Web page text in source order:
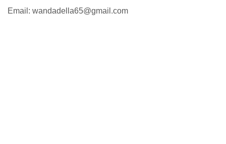
Email: wandadella65@gmail.com